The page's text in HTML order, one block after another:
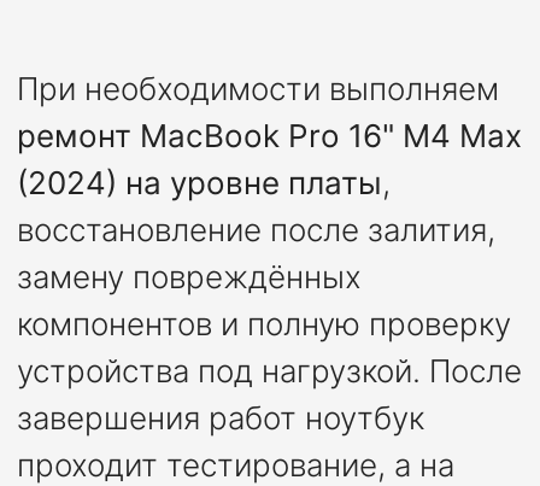
При необходимости выполняем
ремонт MacBook Pro 16" M4 Max
(2024) на уровне платы,
восстановление после залития,
замену повреждённых
компонентов и полную проверку
устройства под нагрузкой. После
завершения работ ноутбук
проходит тестирование, а на